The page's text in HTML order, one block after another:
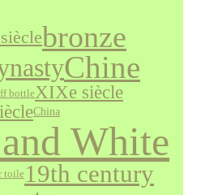
bronze
Chine
bottleXIXe siècle
China
White
toile 19th century